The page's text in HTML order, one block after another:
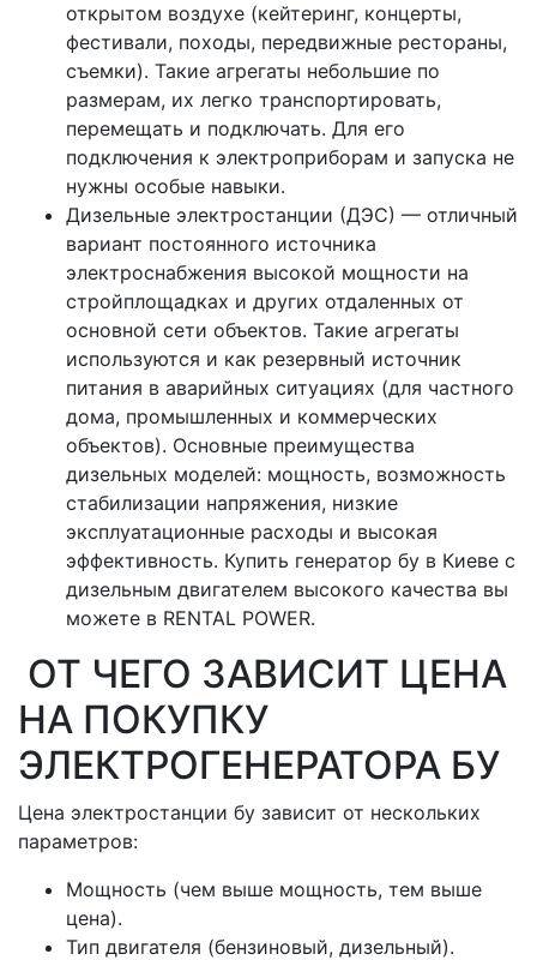
открытом воздухе (кейтеринг, концерты,
фестивали, походы, передвижные рестораны,
съемки). Такие агрегаты небольшие по
размерам, их легко транспортировать,
перемещать и подключать. Для его
подключения к электроприборам и запуска не
нужны особые навыки.
Дизельные электростанции (ДЭС) — отличный
вариант постоянного источника
электроснабжения высокой мощности на
стройплощадках и других отдаленных от
основной сети объектов. Такие агрегаты
используются и как резервный источник
питания в аварийных ситуациях (для частного
дома, промышленных и коммерческих
объектов). Основные преимущества
дизельных моделей: мощность, возможность
стабилизации напряжения, низкие
эксплуатационные расходы и высокая
эффективность. Купить генератор бу в Киеве с
дизельным двигателем высокого качества вы
можете в RENTAL POWER.
ОТ ЧЕГО ЗАВИСИТ ЦЕНА
НА ПОКУПКУ
ЭЛЕКТРОГЕНЕРАТОРА БУ
Цена электростанции бу зависит от нескольких
параметров:
Мощность (чем выше мощность, тем выше
цена).
Тип двигателя (бензиновый, дизельный).